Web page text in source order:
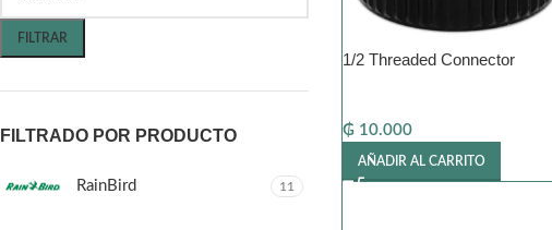
FILTRAR
FILTRADO POR PRODUCTO
RainBird 11
1/2 Threaded Connector
₲10.000
AÑADIR AL CARRITO